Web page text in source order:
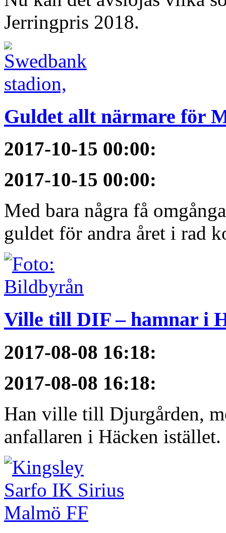
Jerringpris 2018.
Guldet allt närmare för
2017-10-15 00:00:
2017-10-15 00:00:
Med bara några få
guldet för andra året i rad
Ville till DIF – hamnar i
2017-08-08 16:18:
2017-08-08 16:18:
Han ville till Djurgården,
anfallaren i Häcken